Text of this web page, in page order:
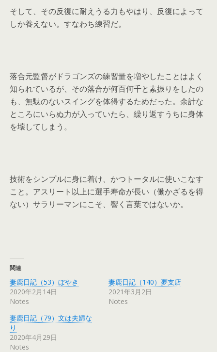
そして、その反復に耐えうる力もやはり、反復によって
しか養えない。すなわち練習だ。
落合元監督がドラゴンズの練習量を増やしたことはよく
知られているが、その落合が何百何千と素振りをしたの
も、無駄のないスイングを体得するためだった。余計な
ところにいらぬ力が入っていたら、繰り返すうちに身体
を壊してしまう。
技術をシンプルに身に着け、かつトータルに使いこなす
こと。アスリート以上に選手寿命が長い（働かざるを得
ない）サラリーマンにこそ、響く言葉ではないか。
関連
妻鹿日記（53）ぼやき
2020年2月14日
Notes
妻鹿日記（140）夢支店
2021年3月2日
Notes
妻鹿日記（79）文は夫婦な
り
2020年4月29日
Notes